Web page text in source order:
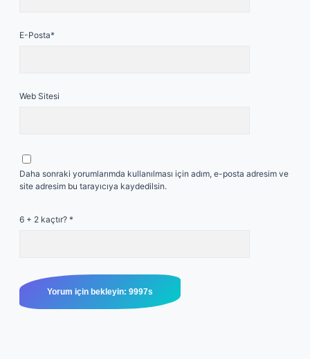
E-Posta*
Web Sitesi
Daha sonraki yorumlarımda kullanılması için adım, e-posta adresim ve
site adresim bu tarayıcıya kaydedilsin.
6 + 2 kaçtır? *